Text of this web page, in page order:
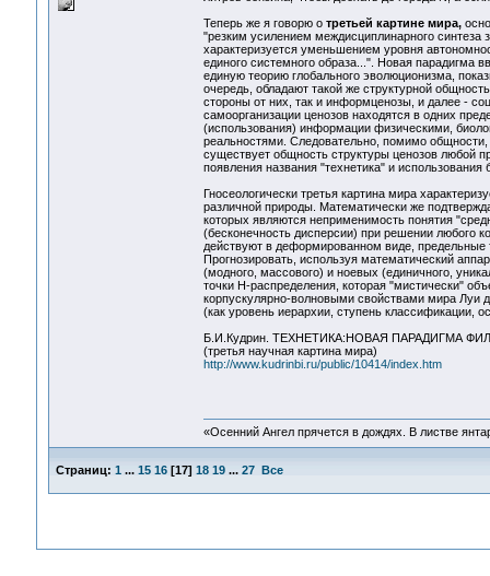
Теперь же я говорю о третьей картине мира,
"резким усилением междисциплинарного
характеризуется уменьшением уровня
единого системного образа...". Новая парадигма
единую теорию глобального эволюционизма,
очередь, обладают такой же структурной
стороны от них, так и информценозы, и далее -
самоорганизации ценозов находятся в одних
(использования) информации физическими,
реальностями. Следовательно, помимо
существует общность структуры ценозов любой
появления названия "технетика" и
Гносеологически третья картина мира
различной природы. Математически же
которых являются неприменимость понятия
(бесконечность дисперсии) при решении любого
действуют в деформированном виде, предельные
Прогнозировать, используя математический
(модного, массового) и ноевых (единичного,
точки Н-распределения, которая "мистически"
корпускулярно-волновыми свойствами мира Луи
(как уровень иерархии, ступень классификации,
Б.И.Кудрин. ТЕХНЕТИКА:НОВАЯ ПАРАДИГМА
(третья научная картина мира)
http://www.kudrinbi.ru/public/10414/index.htm
«Осенний Ангел прячется в дождях. В листве
Страниц: 1 ... 15 16[17] 18 19 ... 27 Все